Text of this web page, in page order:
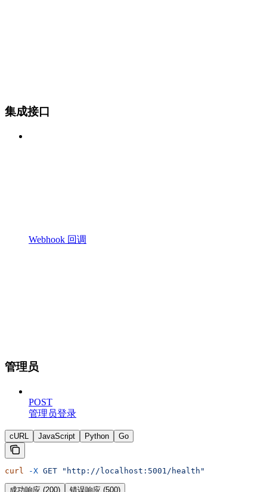
集成接口
Webhook 回调
管理员
POST
管理员登录
cURL JavaScript Python Go
curl -X GET "http://localhost:5001/health"
成功响应 (200) 错误响应 (500)